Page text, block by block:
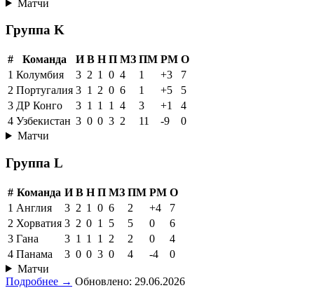
Матчи
Группа K
# Команда И В Н П МЗ ПМ РМ О
1 Колумбия 3 2 1 0 4 1 +3
7
2 Португалия 3 1 2 0 6 1 +5
5
3 ДР Конго 3 1 1 1 4 3 +1
4
4 Узбекистан 3 0 0 3 2 11 -9
0
Матчи
Группа L
# Команда И В Н П МЗ ПМ РМ О
1 Англия 3 2 1 0 6 2 +4
7
2 Хорватия 3 2 0 1 5 5 0
6
3 Гана 3 1 1 1 2 2 0
4
4 Панама 3 0 0 3 0 4 -4
0
Матчи
Подробнее → Обновлено: 29.06.2026